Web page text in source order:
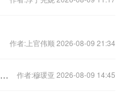
作者:上官伟顺 2026-08-09 21:34
预售周期长、全额退款难，网上预售票套路埋得深 作者:穆瑗亚 2026-08-09 14:45